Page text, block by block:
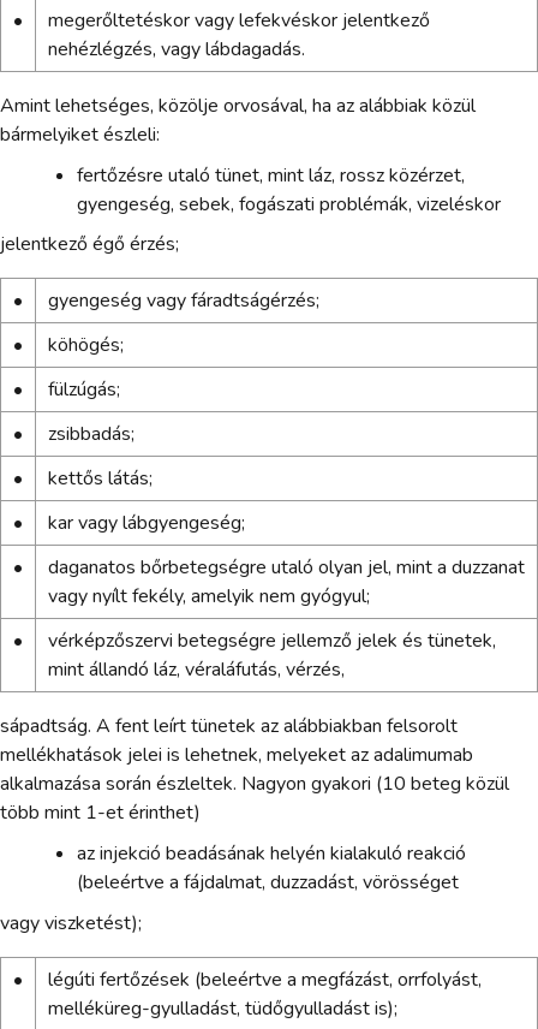
•
megerőltetéskor vagy lefekvéskor jelentkező
nehézlégzés, vagy lábdagadás.
Amint lehetséges, közölje orvosával, ha az alábbiak közül
bármelyiket észleli:
fertőzésre utaló tünet, mint láz, rossz közérzet,
gyengeség, sebek, fogászati problémák, vizeléskor
jelentkező égő érzés;
•
gyengeség vagy fáradtságérzés;
•
köhögés;
•
fülzúgás;
•
zsibbadás;
•
kettős látás;
•
kar vagy lábgyengeség;
•
daganatos bőrbetegségre utaló olyan jel, mint a duzzanat
vagy nyílt fekély, amelyik nem gyógyul;
•
vérképzőszervi betegségre jellemző jelek és tünetek,
mint állandó láz, véraláfutás, vérzés,
sápadtság. A fent leírt tünetek az alábbiakban felsorolt
mellékhatások jelei is lehetnek, melyeket az adalimumab
alkalmazása során észleltek. Nagyon gyakori (10 beteg közül
több mint 1-et érinthet)
az injekció beadásának helyén kialakuló reakció
(beleértve a fájdalmat, duzzadást, vörösséget
vagy viszketést);
•
légúti fertőzések (beleértve a megfázást, orrfolyást,
melléküreg-gyulladást, tüdőgyulladást is);